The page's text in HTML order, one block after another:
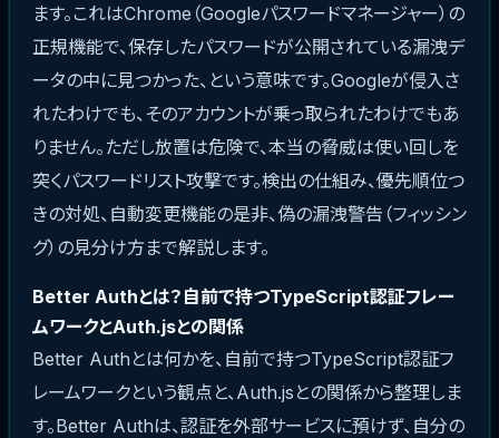
ます。これはChrome（Googleパスワードマネージャー）の
正規機能で、保存したパスワードが公開されている漏洩デ
ータの中に見つかった、という意味です。Googleが侵入さ
れたわけでも、そのアカウントが乗っ取られたわけでもあ
りません。ただし放置は危険で、本当の脅威は使い回しを
突くパスワードリスト攻撃です。検出の仕組み、優先順位つ
きの対処、自動変更機能の是非、偽の漏洩警告（フィッシン
グ）の見分け方まで解説します。
Better Authとは？自前で持つTypeScript認証フレー
ムワークとAuth.jsとの関係
Better Authとは何かを、自前で持つTypeScript認証フ
レームワークという観点と、Auth.jsとの関係から整理しま
す。Better Authは、認証を外部サービスに預けず、自分の